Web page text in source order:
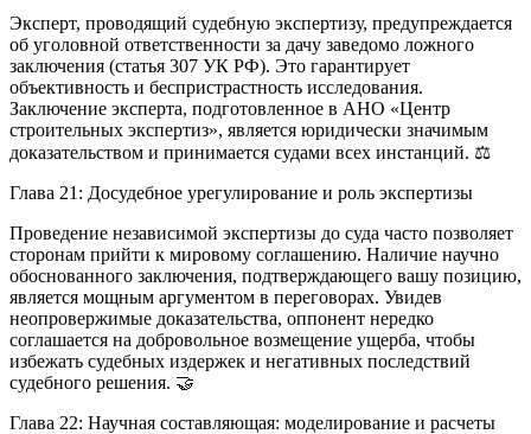
Эксперт, проводящий судебную экспертизу, предупреждается
об уголовной ответственности за дачу заведомо ложного
заключения (статья 307 УК РФ). Это гарантирует
объективность и беспристрастность исследования.
Заключение эксперта, подготовленное в АНО «Центр
строительных экспертиз», является юридически значимым
доказательством и принимается судами всех инстанций. ⚖️
Глава 21: Досудебное урегулирование и роль экспертизы
Проведение независимой экспертизы до суда часто позволяет
сторонам прийти к мировому соглашению. Наличие научно
обоснованного заключения, подтверждающего вашу позицию,
является мощным аргументом в переговорах. Увидев
неопровержимые доказательства, оппонент нередко
соглашается на добровольное возмещение ущерба, чтобы
избежать судебных издержек и негативных последствий
судебного решения. 🤝
Глава 22: Научная составляющая: моделирование и расчеты